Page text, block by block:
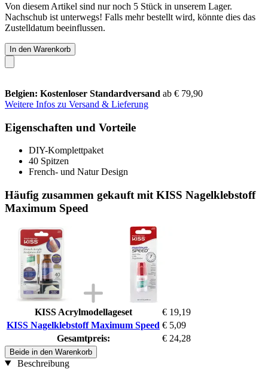
Von diesem Artikel sind nur noch 5 Stück in unserem Lager.
Nachschub ist unterwegs! Falls mehr bestellt wird, könnte dies das
Zustelldatum beeinflussen.
In den Warenkorb
Belgien: Kostenloser Standardversand ab € 79,90
Weitere Infos zu Versand & Lieferung
Eigenschaften und Vorteile
DIY-Komplettpaket
40 Spitzen
French- und Natur Design
Häufig zusammen gekauft mit KISS Nagelklebstoff
Maximum Speed
KISS Acrylmodellageset
€ 19,19
KISS Nagelklebstoff Maximum Speed € 5,09
Gesamtpreis:
€ 24,28
Beide in den Warenkorb
Beschreibung